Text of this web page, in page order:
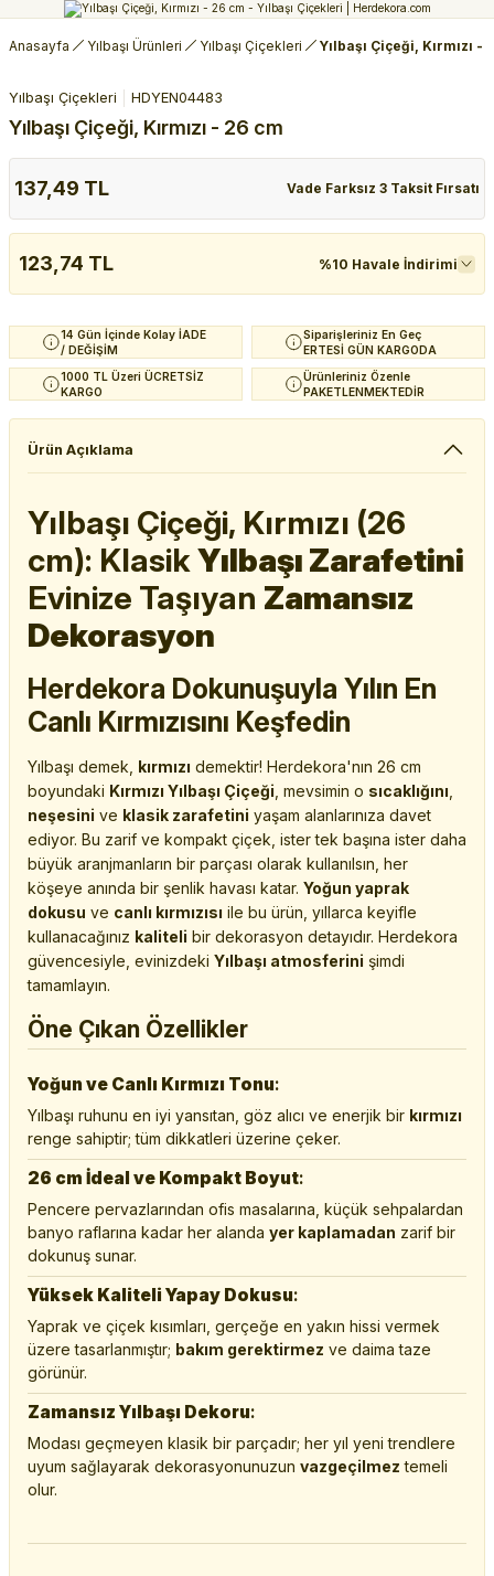
Anasayfa Yılbaşı Ürünleri Yılbaşı Çiçekleri Yılbaşı Çiçeği, Kırmızı -
Yılbaşı Çiçekleri HDYEN04483
Yılbaşı Çiçeği, Kırmızı - 26 cm
137,49 TL Vade Farksız 3 Taksit Fırsatı
123,74 TL %10 Havale İndirimi
14 Gün İçinde Kolay İADE
/ DEĞİŞİM
Siparişleriniz En Geç
ERTESİ GÜN KARGODA
1000 TL Üzeri ÜCRETSİZ
KARGO
Ürünleriniz Özenle
PAKETLENMEKTEDİR
Ürün Açıklama
Yılbaşı Çiçeği, Kırmızı (26
cm): KlasikYılbaşı Zarafetini
Evinize Taşıyan Zamansız
Dekorasyon
Herdekora Dokunuşuyla Yılın En
Canlı Kırmızısını Keşfedin
Yılbaşı demek, kırmızı demektir! Herdekora'nın 26 cm
boyundaki Kırmızı Yılbaşı Çiçeği , mevsimin o sıcaklığını
neşesini ve klasik zarafetini yaşam alanlarınıza davet
ediyor. Bu zarif ve kompakt çiçek, ister tek başına ister daha
büyük aranjmanların bir parçası olarak kullanılsın, her
köşeye anında bir şenlik havası katar. Yoğun yaprak
dokusu ve canlı kırmızısı ile bu ürün, yıllarca keyifle
kullanacağınız kaliteli bir dekorasyon detayıdır. Herdekora
güvencesiyle, evinizdeki Yılbaşı atmosferini şimdi
tamamlayın.
Öne Çıkan Özellikler
Yoğun ve Canlı Kırmızı Tonu:
Yılbaşı ruhunu en iyi yansıtan, göz alıcı ve enerjik bir kırmızı
renge sahiptir; tüm dikkatleri üzerine çeker.
26 cm İdeal ve Kompakt Boyut:
Pencere pervazlarından ofis masalarına, küçük sehpalardan
banyo raflarına kadar her alanda yer kaplamadan zarif bir
dokunuş sunar.
Yüksek Kaliteli Yapay Dokusu:
Yaprak ve çiçek kısımları, gerçeğe en yakın hissi vermek
üzere tasarlanmıştır; bakım gerektirmez ve daima taze
görünür.
Zamansız Yılbaşı Dekoru:
Modası geçmeyen klasik bir parçadır; her yıl yeni trendlere
uyum sağlayarak dekorasyonunuzun vazgeçilmez temeli
olur.